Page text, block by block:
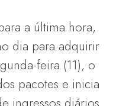
a última hora,
dia para adquirir
feira (11), o
pacotes e inicia